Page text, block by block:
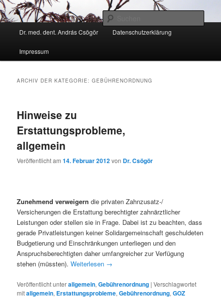
Zum
Inhalt
Zum
sekundären
wechseln
Kann ich Ihnen weiter helfen?
Dr. med. dent. András Csögör Datenschutzerklärung
Impressum
ARCHIV DER KATEGORIE:GEBÜHRENORDNUNG
Hinweise zu
Erstattungsprobleme,
allgemein
Veröffentlicht am14. Februar 2012von Dr. Csögör
Zunehmend verweigern die privaten Zahnzusatz-/
Versicherungen die Erstattung berechtigter zahnärztlicher
Leistungen oder stellen sie in Frage. Dabei ist zu beachten, dass
gerade Privatleistungen keiner Solidargemeinschaft geschuldeten
Budgetierung und Einschränkungen unterliegen und den
Anspruchsberechtigten daher umfangreicher zur Verfügung
stehen (müssten).Weiterlesen →
Veröffentlicht unterallgemein,Gebührenordnung |Verschlagwortet
mitallgemein, Erstattungsprobleme,Gebührenordnung,GOZ